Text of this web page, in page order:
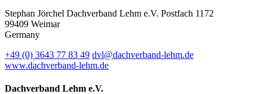
Stephan Jörchel Dachverband Lehm e.V. Postfach 1172
99409 Weimar
Germany
+49 (0) 3643 77 83 49 dvl@dachverband-lehm.de
www.dachverband-lehm.de
Dachverband Lehm e.V.